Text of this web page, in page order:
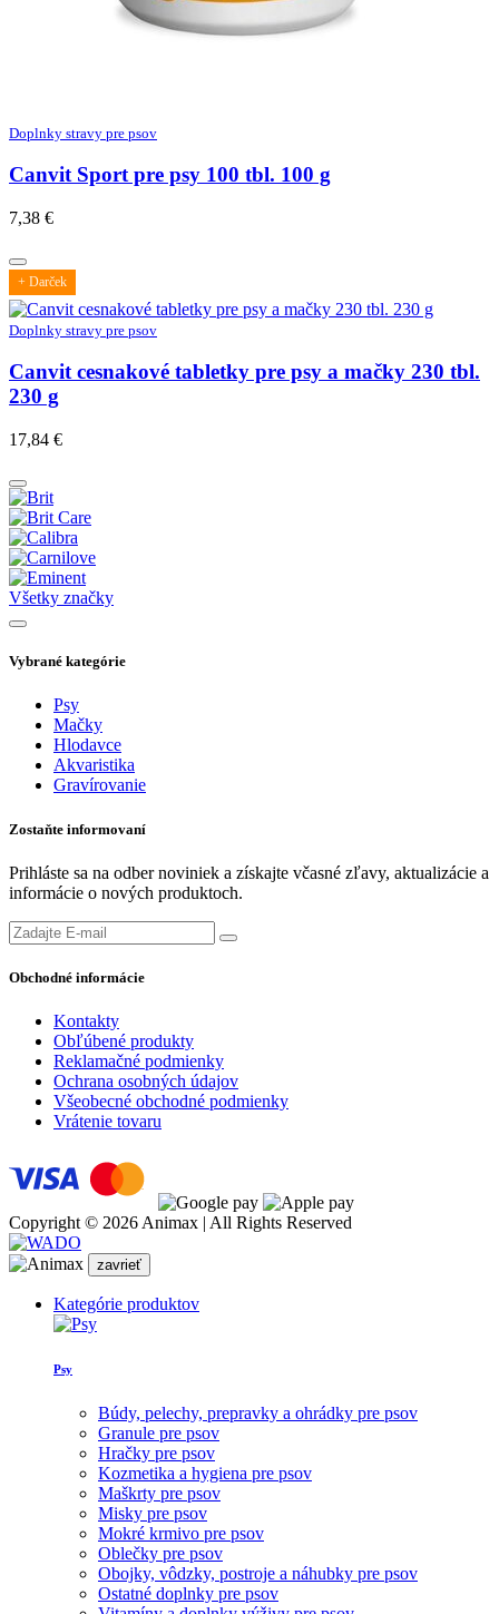
Doplnky stravy pre psov
Canvit Sport pre psy 100 tbl. 100 g
7,38 €
+ Darček
Doplnky stravy pre psov
Canvit cesnakové tabletky pre psy a mačky 230 tbl.
230 g
17,84 €
Všetky značky
Vybrané kategórie
Psy
Mačky
Hlodavce
Akvaristika
Gravírovanie
Zostaňte informovaní
Prihláste sa na odber noviniek a získajte včasné zľavy, aktualizácie a
informácie o nových produktoch.
Obchodné informácie
Kontakty
Obľúbené produkty
Reklamačné podmienky
Ochrana osobných údajov
Všeobecné obchodné podmienky
Vrátenie tovaru
Copyright © 2026 Animax | All Rights Reserved
zavrieť
Kategórie produktov
Psy
Búdy, pelechy, prepravky a ohrádky pre psov
Granule pre psov
Hračky pre psov
Kozmetika a hygiena pre psov
Maškrty pre psov
Misky pre psov
Mokré krmivo pre psov
Oblečky pre psov
Obojky, vôdzky, postroje a náhubky pre psov
Ostatné doplnky pre psov